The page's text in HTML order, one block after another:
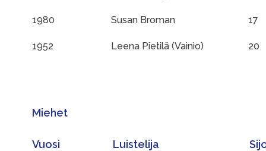
1980 Susan Broman 17
1952 Leena Pietilä (Vainio) 20
Miehet
Vuosi Luistelija